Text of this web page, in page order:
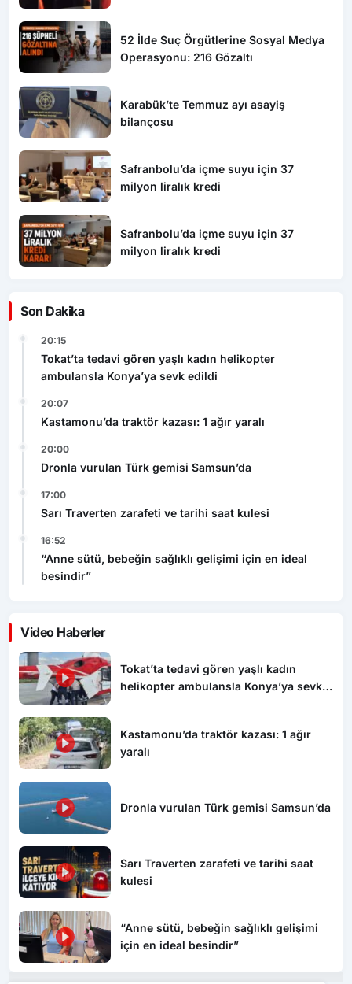
52 İlde Suç Örgütlerine Sosyal Medya
Operasyonu: 216 Gözaltı
Karabük’te Temmuz ayı asayiş
bilançosu
Safranbolu’da içme suyu için 37
milyon liralık kredi
Safranbolu’da içme suyu için 37
milyon liralık kredi
Son Dakika
20:15
Tokat’ta tedavi gören yaşlı kadın helikopter
ambulansla Konya’ya sevk edildi
20:07
Kastamonu’da traktör kazası: 1 ağır yaralı
20:00
Dronla vurulan Türk gemisi Samsun’da
17:00
Sarı Traverten zarafeti ve tarihi saat kulesi
16:52
“Anne sütü, bebeğin sağlıklı gelişimi için en ideal
besindir”
Video Haberler
Tokat’ta tedavi gören yaşlı kadın
helikopter ambulansla Konya’ya sevk
Kastamonu’da traktör kazası: 1 ağır
yaralı
Dronla vurulan Türk gemisi Samsun’da
Sarı Traverten zarafeti ve tarihi saat
kulesi
“Anne sütü, bebeğin sağlıklı gelişimi
için en ideal besindir”